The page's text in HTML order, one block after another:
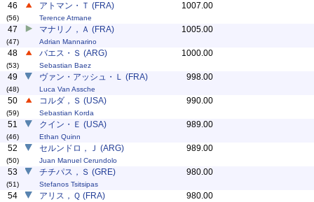
46
(56)
アトマン・Ｔ (FRA)
Terence Atmane
1007.00
47
(47)
マナリノ，Ａ (FRA)
Adrian Mannarino
1005.00
48
(53)
バエス・Ｓ (ARG)
Sebastian Baez
1000.00
49
(48)
ヴァン・アッシュ・Ｌ (FRA)
Luca Van Assche
998.00
50
(59)
コルダ，Ｓ (USA)
Sebastian Korda
990.00
51
(46)
クイン・Ｅ (USA)
Ethan Quinn
989.00
52
(50)
セルンドロ，Ｊ (ARG)
Juan Manuel Cerundolo
989.00
53
(51)
チチパス，Ｓ (GRE)
Stefanos Tsitsipas
980.00
54 アリス，Ｑ (FRA) 980.00